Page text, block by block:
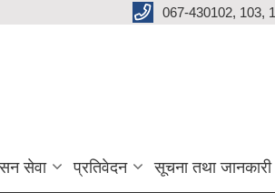
067-430102, 103,
सेवा प्रतिवेदन सूचना तथा जानकारी